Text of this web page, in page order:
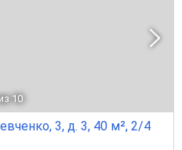
10
3, д. 3, 40 м², 2/4